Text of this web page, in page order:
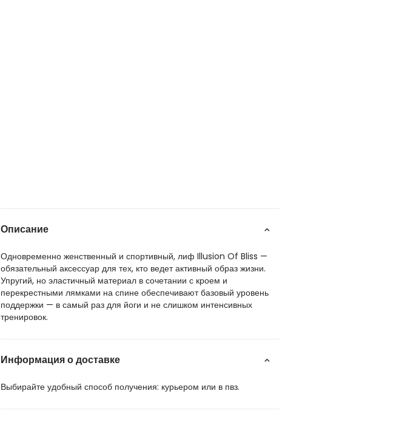
Описание
Одновременно женственный и спортивный, лиф Illusion Of Bliss —
обязательный аксессуар для тех, кто ведет активный образ жизни.
Упругий, но эластичный материал в сочетании с кроем и
перекрестными лямками на спине обеспечивают базовый уровень
поддержки — в самый раз для йоги и не слишком интенсивных
тренировок.
Информация о доставке
Выбирайте удобный способ получения: курьером или в пвз.